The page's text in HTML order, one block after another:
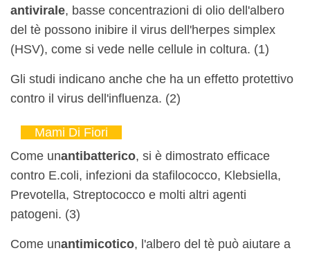
antivirale, basse concentrazioni di olio dell'albero
del tè possono inibire il virus dell'herpes simplex
(HSV), come si vede nelle cellule in coltura. (1)
Gli studi indicano anche che ha un effetto protettivo
contro il virus dell'influenza. (2)
Mami Di Fiori
Come unantibatterico, si è dimostrato efficace
contro E.coli, infezioni da stafilococco, Klebsiella,
Prevotella, Streptococco e molti altri agenti
patogeni. (3)
Come unantimicotico, l'albero del tè può aiutare a